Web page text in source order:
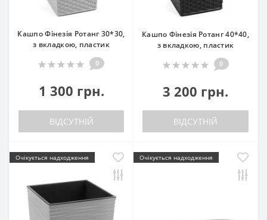
Кашпо Фінезія Ротанг 30*30,
з вкладкою, пластик
0
1 300 грн.
ВІДСУТНІЙ
Кашпо Фінезія Ротанг 40*40,
з вкладкою, пластик
0
3 200 грн.
ВІДСУТНІЙ
Очікується надходження Очікується надходження